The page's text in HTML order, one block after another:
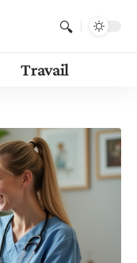
Travail